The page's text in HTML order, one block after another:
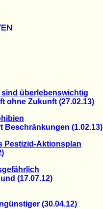
überlebenswichtig
Zukunft (27.02.13)
(1.02.13)
Pestizid-Aktionsplan
(17.07.12)
(30.04.12)